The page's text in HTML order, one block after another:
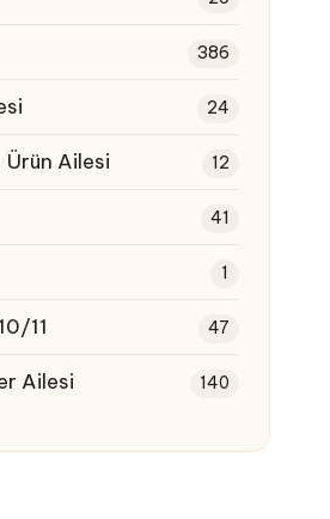
386
24
Ailesi 12
41
1
11 47
Ailesi 140